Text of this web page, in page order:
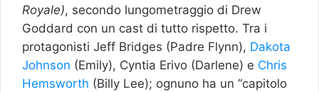
Royale), secondo lungometraggio di Drew
Goddard con un cast di tutto rispetto. Tra i
protagonisti Jeff Bridges (Padre Flynn), Dakota
Johnson (Emily), Cyntia Erivo (Darlene) e Chris
Hemsworth (Billy Lee); ognuno ha un “capitolo